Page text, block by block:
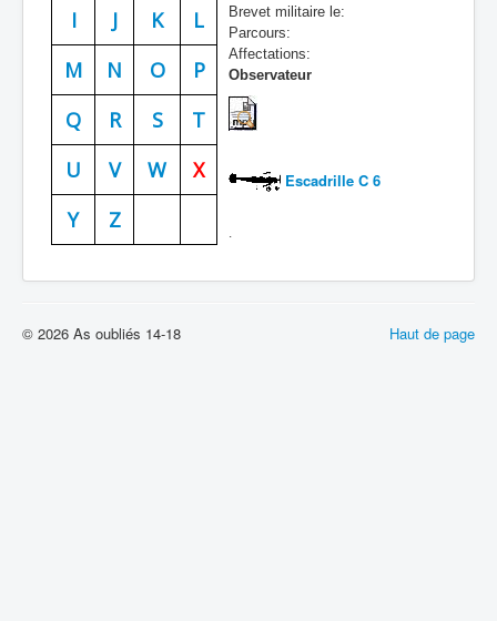
Formation
Doctrines
Batailles
Cahiers des As
I
J K
L
M
N O
P
Q
R S
T
U
V W
X
Y
Z
Brevet militaire le:
Parcours:
Affectations:
Observateur
Escadrille C 6
.
Haut de page
© 2026 As oubliés 14-18